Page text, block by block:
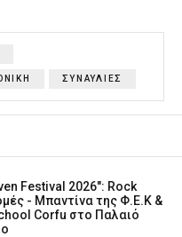
ΣΥΝΑΥΛΙΕΣ
Festival 2026": Rock
- Μπαντίνα της Φ.Ε.Κ &
Corfu στο Παλαιό